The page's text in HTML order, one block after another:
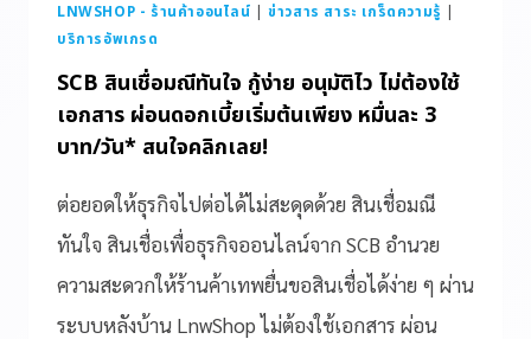
LNWSHOP - ร้านค้าออนไลน์ |ข่าวสาร สาระ เกร็ดความรู้ |
บริการอัพเกรด
SCB สินเชื่อมณีทันใจ กู้ง่าย อนุมัติไว ไม่ต้องใช้
เอกสาร ผ่อนดอกเบี้ยเริ่มต้นเพียง หมื่นละ 3
บาท/วัน* สนใจคลิกเลย!
ต่อยอดให้ธุรกิจไปต่อได้ไม่สะดุดด้วย สินเชื่อมณี
ทันใจ สินเชื่อเพื่อธุรกิจออนไลน์จาก SCB อำนวย
ความสะดวกให้ร้านค้าเทพยื่นขอสินเชื่อได้ง่าย ๆ ผ่าน
ระบบหลังบ้าน LnwShop ไม่ต้องใช้เอกสาร ผ่อน